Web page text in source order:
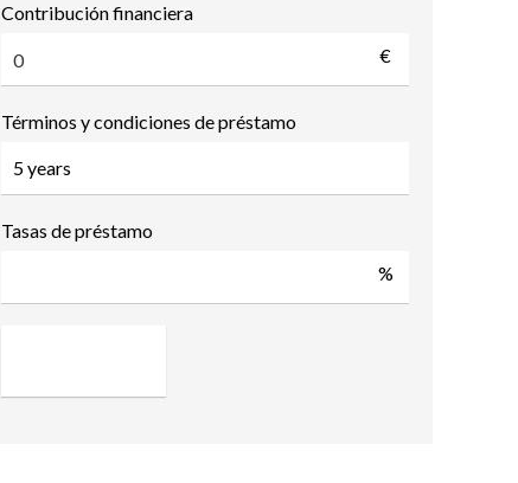
Contribución financiera
€
Términos y condiciones de préstamo
Tasas de préstamo
%